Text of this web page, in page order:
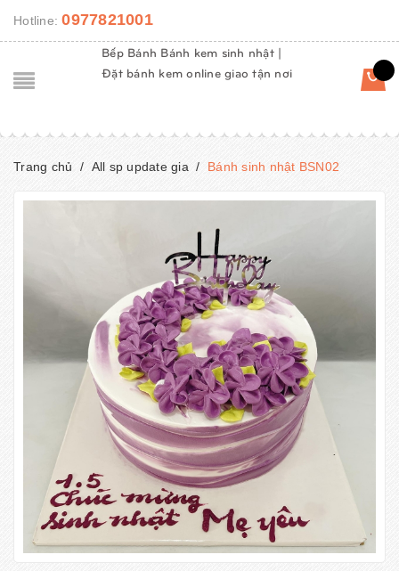
Hotline:0977821001
Bếp Bánh Bánh kem sinh nhật |
Đặt bánh kem online giao tận nơi
Trang chủ / All sp update gia / Bánh sinh nhật BSN02